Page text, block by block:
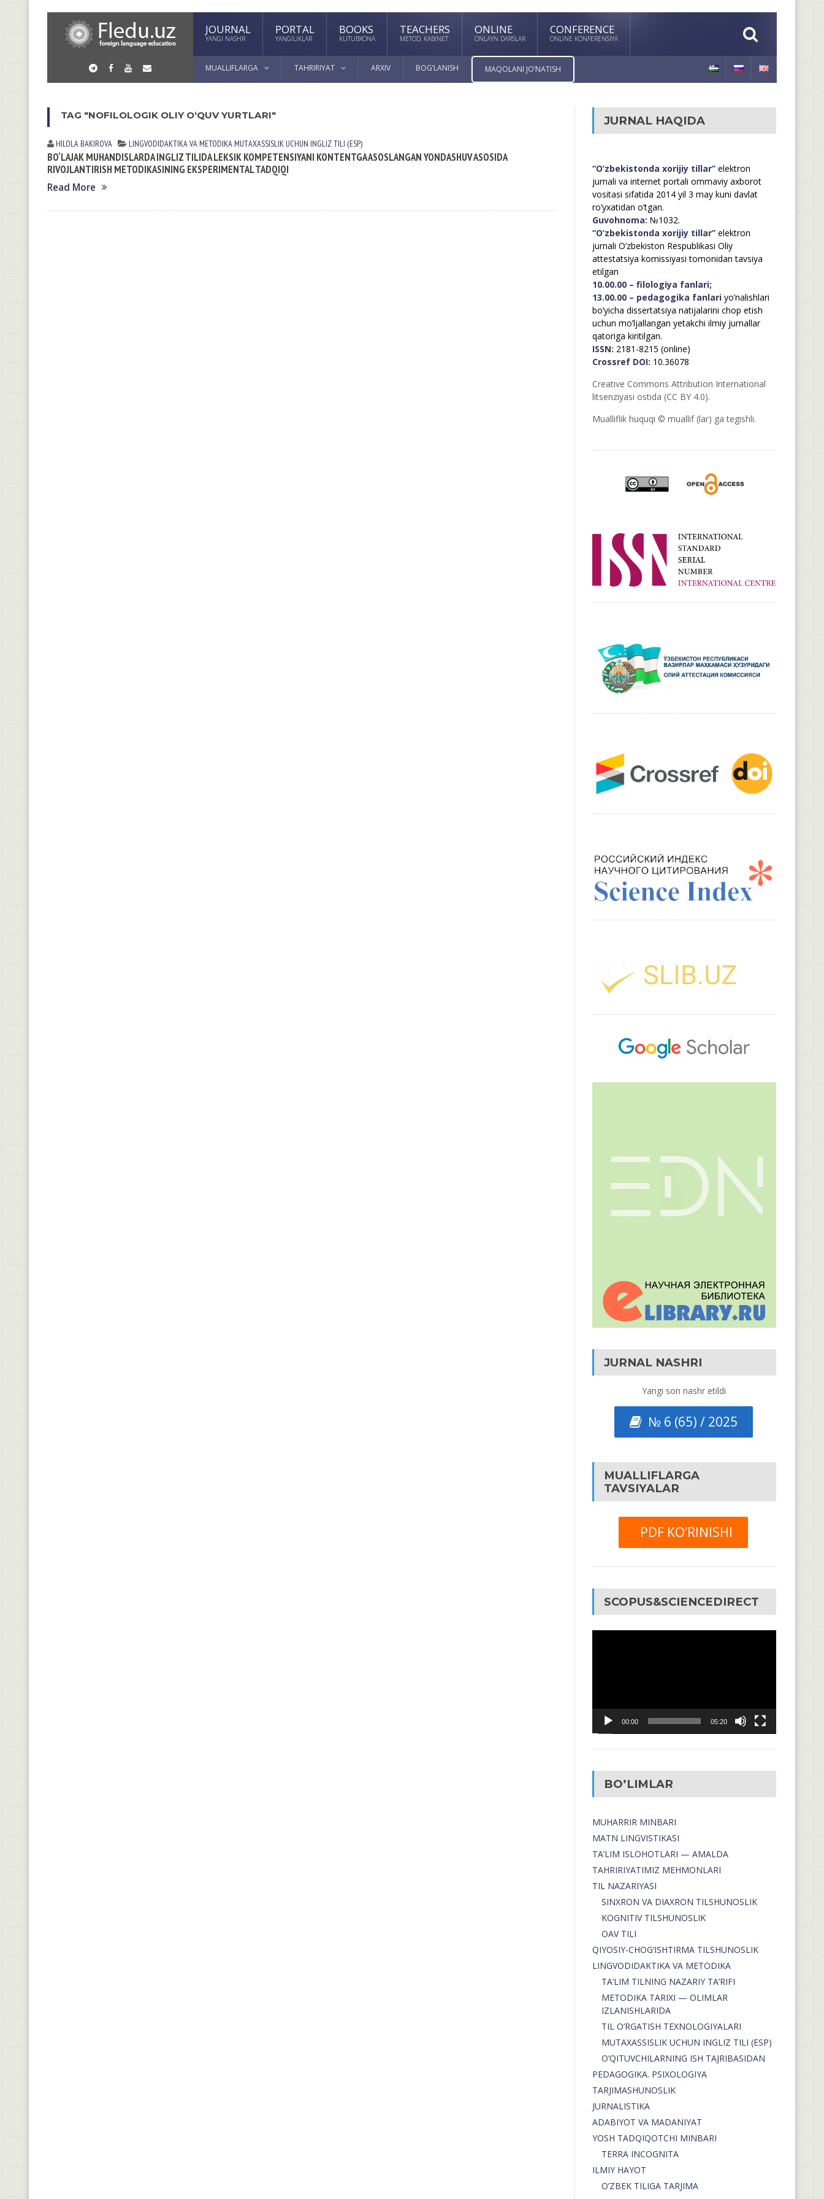
JOURNAL
YANGI NASHR
PORTAL
YANGILIKLAR
BOOKS
KUTUBXONA
TEACHERS
METOD. KABINET
ONLINE
ONLAYN DARSLAR
CONFERENCE
ONLINE KONFERENSIYA
MUALLIFLARGA TAHRIRIYAT ARXIV BOG’LANISH MAQOLANI JO’NATISH
TAG "NOFILOLOGIK OLIY O‘QUV YURTLARI"
HILOLA BАKIROVА LINGVODIDАKTIKА VА METODIKА MUTАXАSSISLIK UCHUN INGLIZ TILI (ESP)
BO‘LAJAK MUHANDISLARDA INGLIZ TILIDA LEKSIK KOMPETENSIYANI KONTENTGA ASOSLANGAN YONDASHUV ASOSIDA
RIVOJLANTIRISH METODIKASINING EKSPERIMENTAL TADQIQI
Read More
JURNAL HAQIDA
“O’zbekistonda xorijiy tillar”elektron
jurnali va internet portali ommaviy axborot
vositasi sifatida 2014 yil 3 may kuni davlat
ro’yxatidan o’tgan.
Guvohnoma: №1032.
“O’zbekistonda xorijiy tillar”elektron
jurnali O’zbekiston Respublikasi Oliy
attestatsiya komissiyasi tomonidan tavsiya
etilgan
10.00.00 – filologiya fanlari;
13.00.00 – pedagogika fanlariyo’nalishlari
bo’yicha dissertatsiya natijalarini chop etish
uchun mo’ljallangan yetakchi ilmiy jurnallar
qatoriga kiritilgan.
ISSN: 2181-8215 (online)
Crossref DOI: 10.36078
Creative Commons Attribution International
litsenziyasi ostida (CC BY 4.0).
Mualliflik huquqi © muallif (lar) ga tegishli.
JURNAL NASHRI
Yangi son nashr etildi
№ 6 (65) / 2025
MUALLIFLARGA
TAVSIYALAR
PDF KO’RINISHI
SCOPUS&SCIENCEDIRECT
00:00 05:20
BO’LIMLAR
MUHARRIR MINBARI
MATN LINGVISTIKASI
TA’LIM ISLOHOTLARI — AMALDA
TAHRIRIYATIMIZ MEHMONLARI
TIL NAZARIYASI
SINXRON VA DIAXRON TILSHUNOSLIK
KOGNITIV TILSHUNOSLIK
OAV TILI
QIYOSIY-CHOG‘ISHTIRMA TILSHUNOSLIK
LINGVODIDAKTIKA VA METODIKA
TA’LIM TILNING NAZARIY TA’RIFI
METODIKA TARIXI — OLIMLAR
IZLANISHLARIDA
TIL O’RGATISH TEXNOLOGIYALARI
MUTAXASSISLIK UCHUN INGLIZ TILI (ESP)
O’QITUVCHILARNING ISH TAJRIBASIDAN
PEDAGOGIKA. PSIXOLOGIYA
TARJIMASHUNOSLIK
JURNALISTIKA
ADABIYOT VA MADANIYAT
YOSH TADQIQOTCHI MINBARI
TERRA INCOGNITA
ILMIY HAYOT
O’ZBEK TILIGA TARJIMA